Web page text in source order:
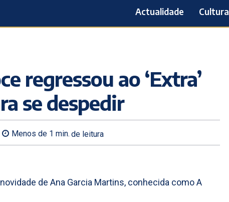
Actualidade Cultura
regressou ao ‘Extra’
se despedir
Menos de 1 min. de leitura
de Ana Garcia Martins, conhecida como A